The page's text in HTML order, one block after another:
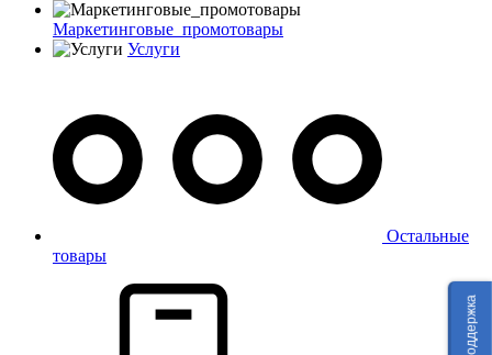
Маркетинговые_промотовары
Услуги
Остальные
товары